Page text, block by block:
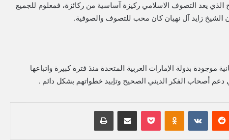
يعد التصوف الاسلامي ركيزة آساسية من ركائزة، فمعلوم للجميع
الشيخ زايد آل نهيان كان محب للتصوف والصوفية.
موجودة بدولة الإمارات العربية المتحدة منذ فترة كبيرة واتباعها
دعم أصحاب الفكر الديني الصحيح وتإييد خطواتهم بشكل دائم .
بوكيت